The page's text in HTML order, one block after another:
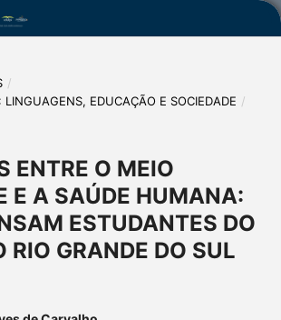
/
EDUCAÇÃO E SOCIEDADE /
ENTRE O MEIO
E A SAÚDE HUMANA:
ESTUDANTES DO
RIO GRANDE DO SUL